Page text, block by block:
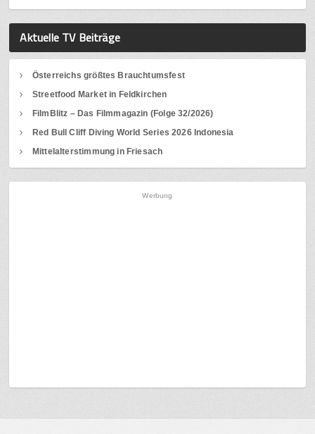
Aktuelle TV Beiträge
Österreichs größtes Brauchtumsfest
Streetfood Market in Feldkirchen
FilmBlitz – Das Filmmagazin (Folge 32/2026)
Red Bull Cliff Diving World Series 2026 Indonesia
Mittelalterstimmung in Friesach
Werbung